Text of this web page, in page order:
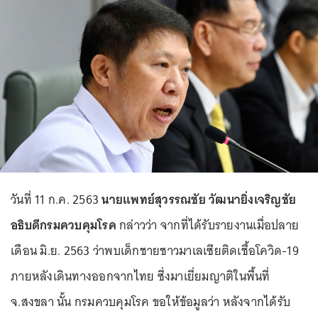
วันที่ 11 ก.ค. 2563นายแพทย์สุวรรณชัย วัฒนายิ่งเจริญชัย
อธิบดีกรมควบคุมโรคกล่าวว่า จากที่ได้รับรายงานเมื่อปลาย
เดือน มิ.ย. 2563 ว่าพบเด็กชายชาวมาเลเซียติดเชื้อโควิด-19
ภายหลังเดินทางออกจากไทย ซึ่งมาเยี่ยมญาติในพื้นที่
จ.สงขลา นั้น กรมควบคุมโรค ขอให้ข้อมูลว่า หลังจากได้รับ